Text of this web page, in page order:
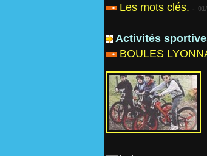
Les mots clés. -
Activités
BOULES